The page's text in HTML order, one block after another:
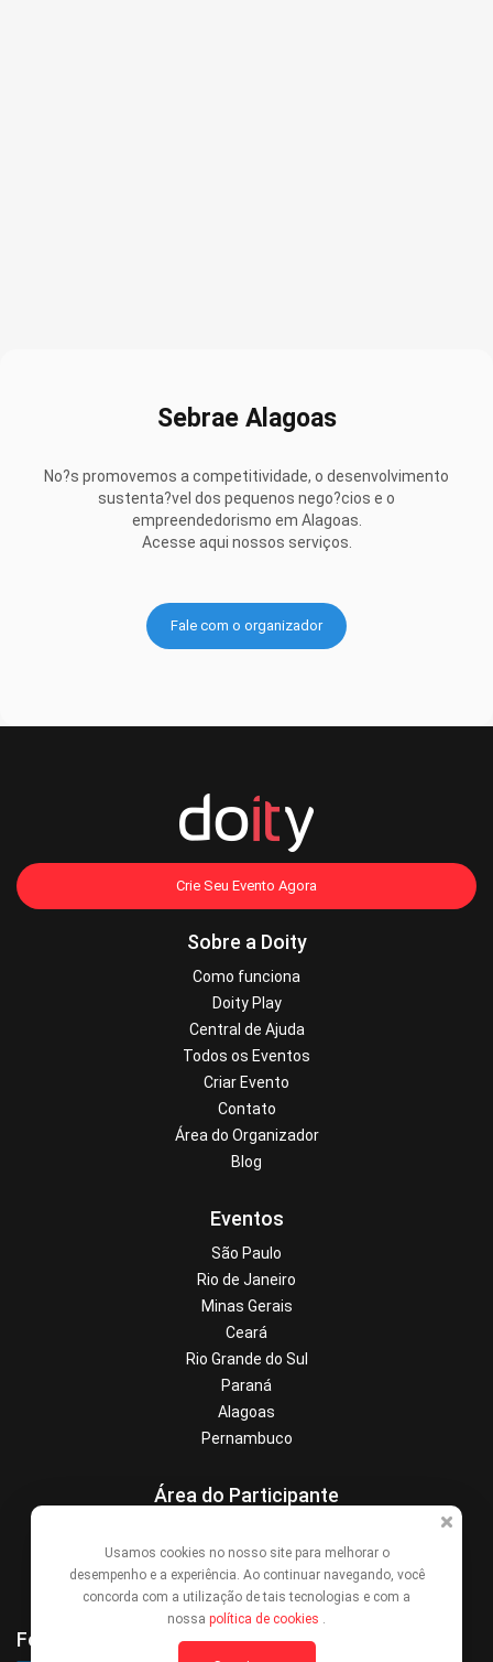
Sebrae Alagoas
No?s promovemos a competitividade, o desenvolvimento
sustenta?vel dos pequenos nego?cios e o
empreendedorismo em Alagoas.
Acesse aqui nossos serviços.
Fale com o organizador
Crie Seu Evento Agora
Sobre a Doity
Como funciona
Doity Play
Central de Ajuda
Todos os Eventos
Criar Evento
Contato
Área do Organizador
Blog
Eventos
São Paulo
Rio de Janeiro
Minas Gerais
Ceará
Rio Grande do Sul
Paraná
Alagoas
Pernambuco
Área do Participante
Denunciar este evento
Contato
Formas de Pagamento
Usamos cookies no nosso site para melhorar o
desempenho e a experiência. Ao continuar navegando, você
concorda com a utilização de tais tecnologias e com a
nossa política de cookies .